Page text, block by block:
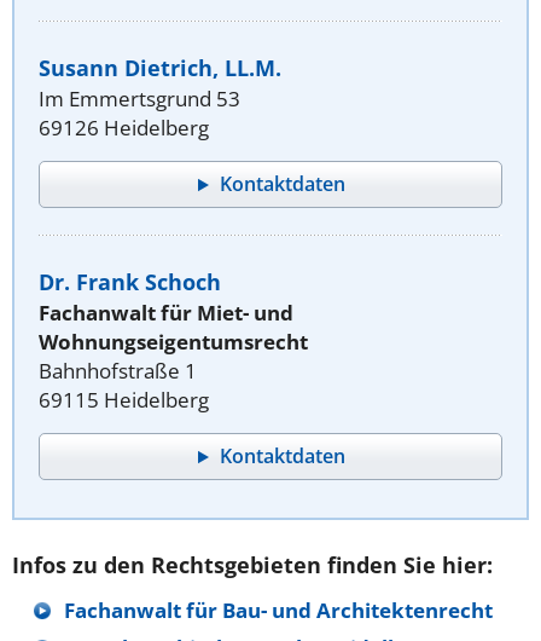
Susann Dietrich, LL.M.
Im Emmertsgrund 53
69126 Heidelberg
Kontaktdaten
Dr. Frank Schoch
Fachanwalt für Miet- und
Wohnungseigentumsrecht
Bahnhofstraße 1
69115 Heidelberg
Kontaktdaten
Infos zu den Rechtsgebieten finden Sie hier:
Fachanwalt für Bau- und Architektenrecht